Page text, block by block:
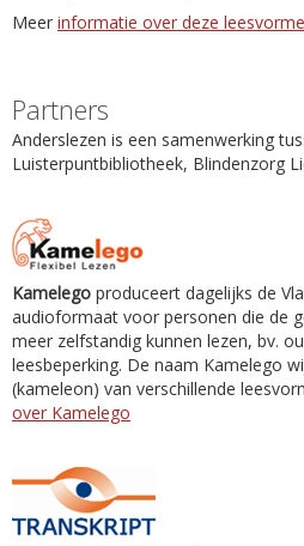
Meer informatie over deze
Partners
Anderslezen is een samenwerking
Luisterpuntbibliotheek, Blindenzorg
Kamelego produceert dagelijks de
audioformaat voor personen die de
meer zelfstandig kunnen lezen, bv.
leesbeperking. De naam Kamelego
(kameleon) van verschillende
over Kamelego